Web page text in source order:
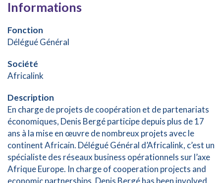
Informations
Fonction
Délégué Général
Société
Africalink
Description
En charge de projets de coopération et de partenariats
économiques, Denis Bergé participe depuis plus de 17
ans à la mise en œuvre de nombreux projets avec le
continent Africain. Délégué Général d’Africalink, c’est un
spécialiste des réseaux business opérationnels sur l’axe
Afrique Europe. In charge of cooperation projects and
economic partnerships, Denis Bergé has been involved